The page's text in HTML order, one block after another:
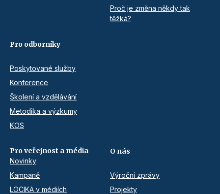
Proč je změna někdy tak
těžká?
Pro odborníky
Poskytované služby
Konference
Školení a vzdělávání
Metodika a výzkumy
KOS
Pro veřejnost a média
Novinky
Kampaně
LOCIKA v médiích
O nás
Výroční zprávy
Projekty